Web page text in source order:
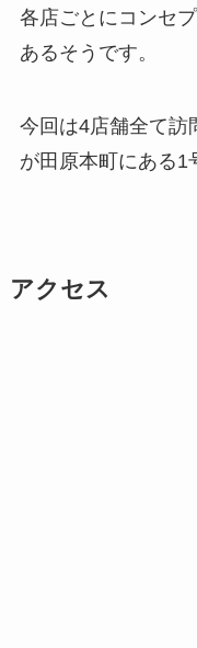
各店ごとにコンセ
あるそうです。
今回は4店舗全て訪
が田原本町にある1
アクセス